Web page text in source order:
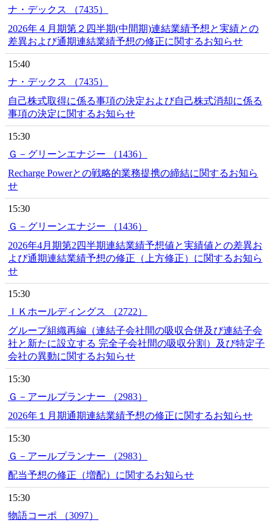
ナ・デックス （7435）
2026年４月期第２四半期(中間期)連結業績予想と実績との
差異および通期連結業績予想の修正に関するお知らせ
15:40
ナ・デックス （7435）
自己株式取得に係る事項の決定および自己株式消却に係る
事項の決定に関するお知らせ
15:30
Ｇ－グリーンエナジー （1436）
Recharge Powerとの戦略的業務提携の締結に関するお知ら
せ
15:30
Ｇ－グリーンエナジー （1436）
2026年4月期第2四半期連結業績予想値と実績値との差異お
よび通期連結業績予想の修正（上方修正）に関するお知ら
せ
15:30
ＩＫホールディングス （2722）
グループ組織再編（連結子会社間の吸収合併及び連結子会
社と新たに設立する 完全子会社間の吸収分割）及び特定子
会社の異動に関するお知らせ
15:30
Ｇ－アールプランナー （2983）
2026年１月期通期連結業績予想の修正に関するお知らせ
15:30
Ｇ－アールプランナー （2983）
配当予想の修正（増配）に関するお知らせ
15:30
物語コーポ （3097）